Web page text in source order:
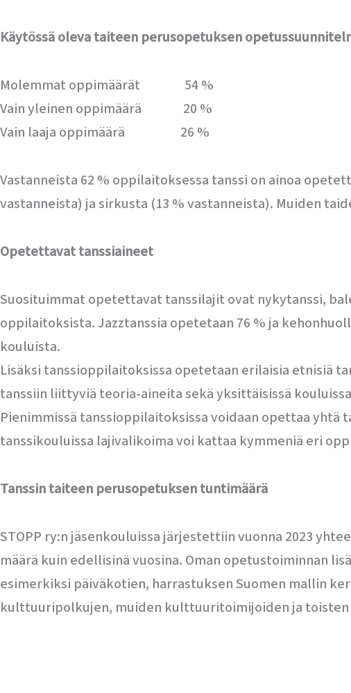
Käytössä oleva taiteen perusopetuksen
Molemmat oppimäärät 54 %
Vain yleinen oppimäärä 20 %
Vain laaja oppimäärä 26 %
Vastanneista 62 % oppilaitoksessa tanssi on ainoa
vastanneista) ja sirkusta (13 % vastanneista). Muiden
Opetettavat tanssiaineet
Suosituimmat opetettavat tanssilajit ovat nykytanssi,
oppilaitoksista. Jazztanssia opetetaan 76 % ja
kouluista.
Lisäksi tanssioppilaitoksissa opetetaan erilaisia etnisiä
tanssiin liittyviä teoria-aineita sekä yksittäisissä
Pienimmissä tanssioppilaitoksissa voidaan opettaa
tanssikouluissa lajivalikoima voi kattaa kymmeniä eri
Tanssin taiteen perusopetuksen tuntimäärä
STOPP ry:n jäsenkouluissa järjestettiin vuonna 2023
määrä kuin edellisinä vuosina. Oman opetustoiminnan
esimerkiksi päiväkotien, harrastuksen Suomen mallin
kulttuuripolkujen, muiden kulttuuritoimijoiden ja toisten